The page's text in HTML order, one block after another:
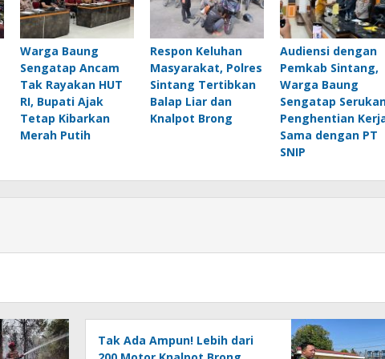
Warga Baung
Sengatap Ancam
Tak Rayakan HUT
RI, Bupati Ajak
Tetap Kibarkan
Merah Putih
Respon Keluhan
Masyarakat, Polres
Sintang Tertibkan
Balap Liar dan
Knalpot Brong
Audiensi dengan
Pemkab Sintang,
Warga Baung
Sengatap
Penghentian
Sama dengan PT
SNIP
Tak Ada Ampun! Lebih dari